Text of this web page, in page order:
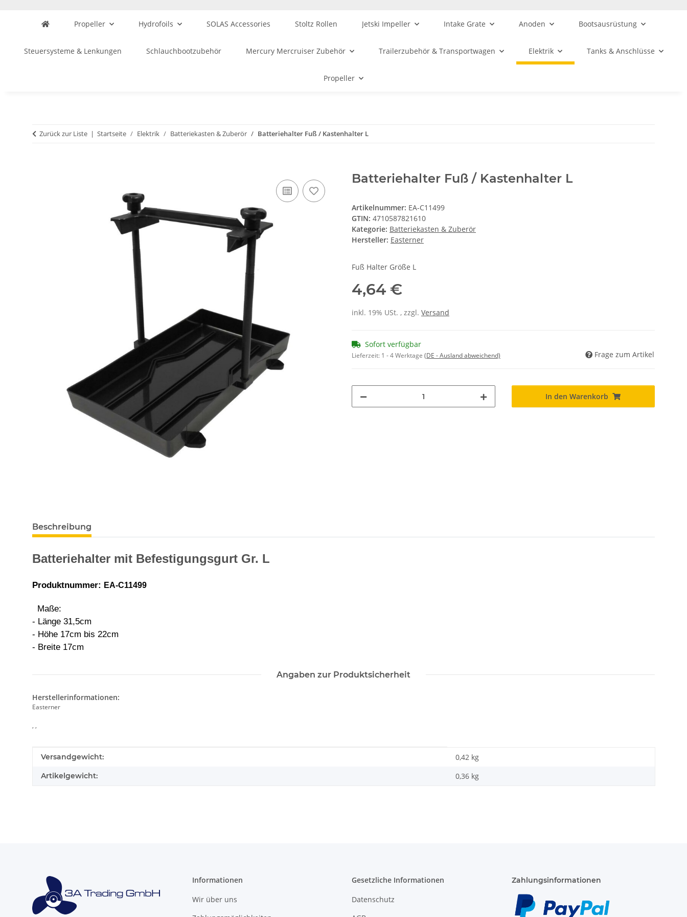
Propeller Hydrofoils SOLAS Accessories Stoltz Rollen Jetski Impeller Intake Grate Anoden Bootsausrüstung
Steuersysteme & Lenkungen Schlauchbootzubehör Mercury Mercruiser Zubehör Trailerzubehör & Transportwagen Elektrik Tanks & Anschlüsse
Propeller
Zurück zur Liste Startseite Elektrik Batteriekasten & Zuberör Batteriehalter Fuß / Kastenhalter L
Batteriehalter Fuß / Kastenhalter L
Artikelnummer: EA-C11499
GTIN: 4710587821610
Kategorie: Batteriekasten & Zuberör
Hersteller: Easterner
Fuß Halter Größe L
4,64 €
inkl. 19% USt. , zzgl. Versand
Sofort verfügbar
Lieferzeit: 1 - 4 Werktage (DE - Ausland abweichend) Frage zum Artikel
In den Warenkorb
Beschreibung
Batteriehalter mit Befestigungsgurt Gr. L
Produktnummer: EA-C11499
Maße:
- Länge 31,5cm
- Höhe 17cm bis 22cm
- Breite 17cm
Angaben zur Produktsicherheit
Herstellerinformationen:
Easterner
, ,
Produkteigenschaft
Wert
Versandgewicht: 0,42 kg
Artikelgewicht: 0,36 kg
Informationen
Wir über uns
Gesetzliche Informationen
Datenschutz
Zahlungsinformationen